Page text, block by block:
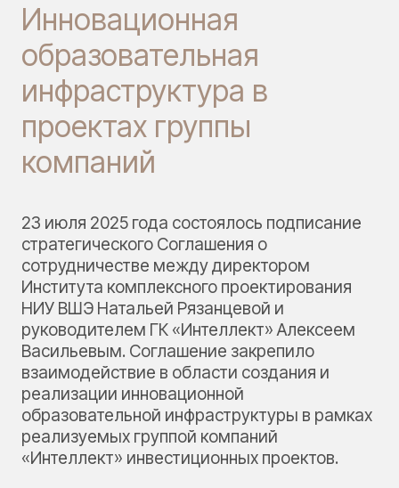
Инновационная
образовательная
инфраструктура в
проектах группы
компаний
23 июля 2025 года состоялось подписание
стратегического Соглашения о
сотрудничестве между директором
Института комплексного проектирования
НИУ ВШЭ Натальей Рязанцевой и
руководителем ГК «Интеллект» Алексеем
Васильевым. Соглашение закрепило
взаимодействие в области создания и
реализации инновационной
образовательной инфраструктуры в рамках
реализуемых группой компаний
«Интеллект» инвестиционных проектов.